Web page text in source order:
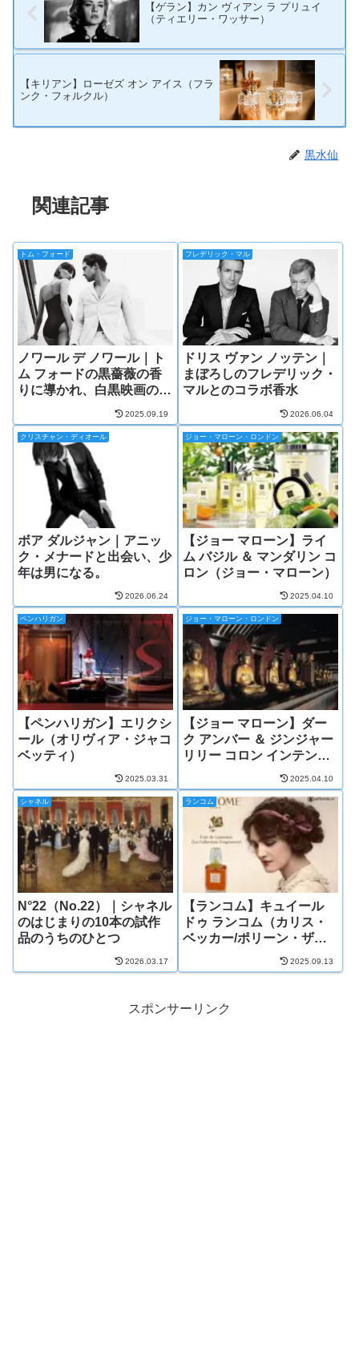
【ゲラン】カン ヴィアン ラ プリュイ
（ティエリー・ワッサー）
【キリアン】ローゼズ オン アイス（フラ
ンク・フォルクル）
黒水仙
関連記事
トム・フォード
ノワール デ ノワール｜ト
ム フォードの黒薔薇の香
りに導かれ、白黒映画のヒ
2025.09.19
フレデリック・マル
ドリス ヴァン ノッテン｜
まぼろしのフレデリック・
マルとのコラボ香水
2026.06.04
クリスチャン・ディオール
ボア ダルジャン｜アニッ
ク・メナードと出会い、少
年は男になる。
2026.06.24
ジョー・マローン・ロンドン
【ジョー マローン】ライ
ム バジル ＆ マンダリン コ
ロン（ジョー・マローン）
2025.04.10
ペンハリガン
【ペンハリガン】エリクシ
ール（オリヴィア・ジャコ
ベッティ）
2025.03.31
ジョー・マローン・ロンドン
【ジョー マローン】ダー
ク アンバー ＆ ジンジャー
リリー コロン インテンス
（アンドレア・ルポ）
2025.04.10
シャネル
N°22（No.22）｜シャネル
のはじまりの10本の試作
品のうちのひとつ
2026.03.17
ランコム
【ランコム】キュイール
ドゥ ランコム（カリス・
ベッカー/ポリーン・ザノ
2025.09.13
スポンサーリンク